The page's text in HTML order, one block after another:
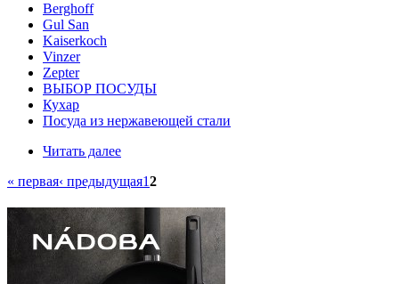
Berghoff
Gul San
Kaiserkoch
Vinzer
Zepter
ВЫБОР ПОСУДЫ
Кухар
Посуда из нержавеющей стали
Читать далее
« первая‹ предыдущая12